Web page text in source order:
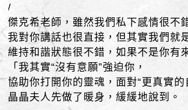
/
傑克希老師，雖然我們私下感情很不
我對你講話也很直接，但其實我們就
維持和諧狀態很不錯，如果不是你有
「我其實“沒有意願”強迫你，
協助你打開你的靈魂，面對“更真實的
晶晶夫人先做了暖身，緩緩地說到。